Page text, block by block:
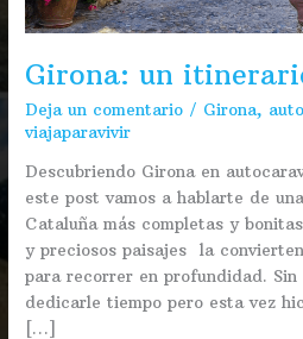
Girona: un
Deja un comentario / Girona,
viajaparavivir
Descubriendo Girona en
este post vamos a hablarte de
Cataluña más completas y
y preciosos paisajes la
para recorrer en profundidad. Sin
dedicarle tiempo pero esta vez
[…]